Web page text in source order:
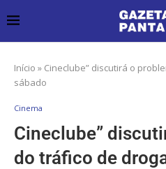
Início » Cineclube” discutirá o
sábado
Cinema
Cineclube”
do tráfico de